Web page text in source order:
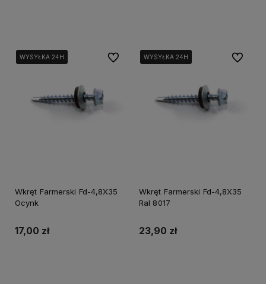
WYSYŁKA 24H
WYSYŁKA 24H
Wkręt Farmerski Fd-4,8X35
Ocynk
17,00 zł
Do ulubionychWYSYŁKA 24H
WYSYŁKA 24H
Wkręt Farmerski Fd-4,8X35
Ral 8017
23,90 zł
Do